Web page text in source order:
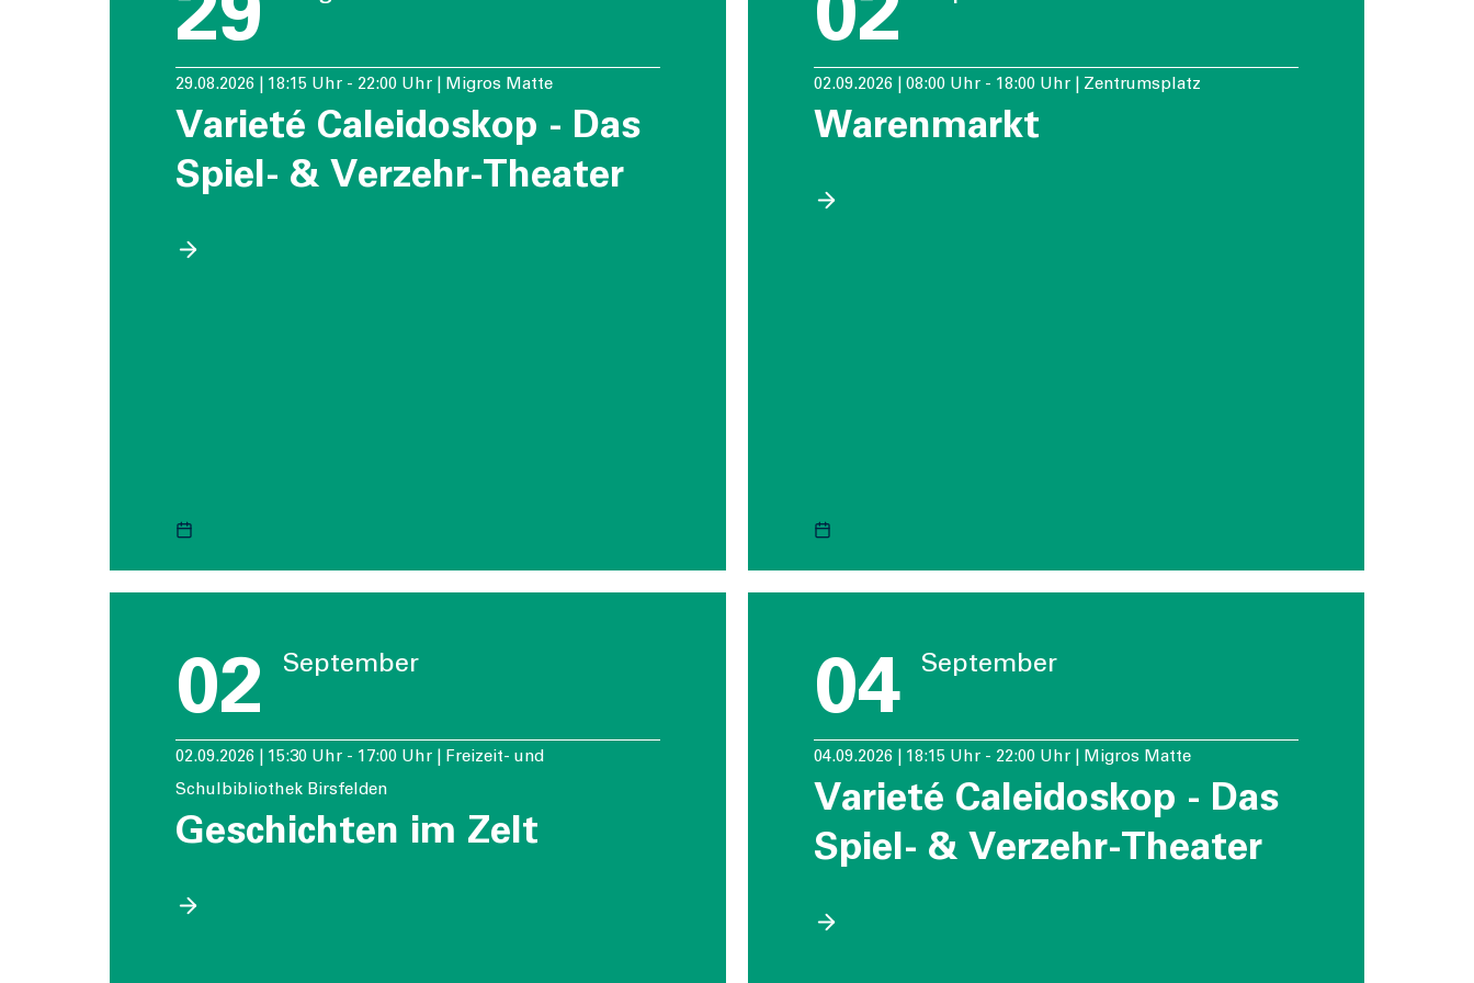
29.08.2026 | 18:15 Uhr - 22:00 Uhr | Migros Matte
Varieté Caleidoskop - Das
Spiel- & Verzehr-Theater
02.09.2026 | 08:00 Uhr - 18:00 Uhr | Zentrumsplatz
Warenmarkt
02 September
02.09.2026 | 15:30 Uhr - 17:00 Uhr | Freizeit- und
Schulbibliothek Birsfelden
Geschichten im Zelt
04 September
04.09.2026 | 18:15 Uhr - 22:00 Uhr | Migros Matte
Varieté Caleidoskop - Das
Spiel- & Verzehr-Theater